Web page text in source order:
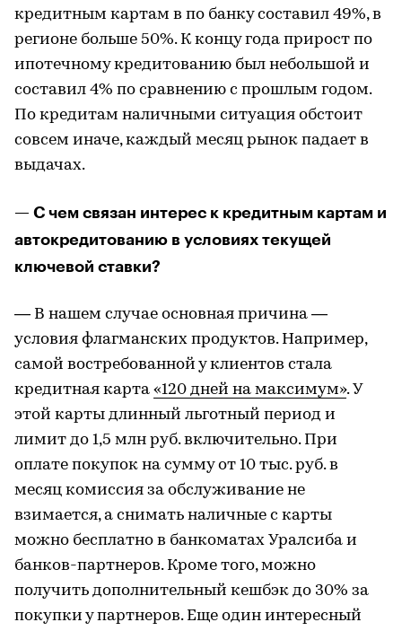
кредитным картам в по банку составил 49%, в
регионе больше 50%. К концу года прирост по
ипотечному кредитованию был небольшой и
составил 4% по сравнению с прошлым годом.
По кредитам наличными ситуация обстоит
совсем иначе, каждый месяц рынок падает в
выдачах.
— С чем связан интерес к кредитным картам и
автокредитованию в условиях текущей
ключевой ставки?
— В нашем случае основная причина —
условия флагманских продуктов. Например,
самой востребованной у клиентов стала
кредитная карта «120 дней на максимум». У
этой карты длинный льготный период и
лимит до 1,5 млн руб. включительно. При
оплате покупок на сумму от 10 тыс. руб. в
месяц комиссия за обслуживание не
взимается, а снимать наличные с карты
можно бесплатно в банкоматах Уралсиба и
банков-партнеров. Кроме того, можно
получить дополнительный кешбэк до 30% за
покупки у партнеров. Еще один интересный